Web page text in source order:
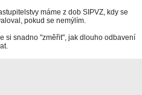
máme z dob SIPVZ, kdy se
pokud se nemýlím.
si snadno "změřit", jak dlouho odbavení